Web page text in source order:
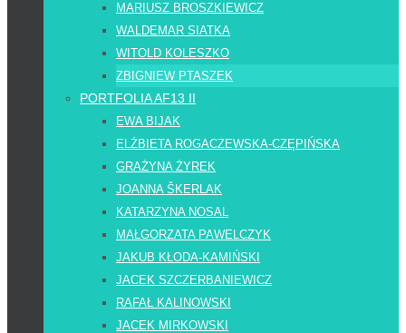
MARIUSZ BROSZKIEWICZ
WALDEMAR SIATKA
WITOLD KOLESZKO
ZBIGNIEW PTASZEK
PORTFOLIA AF13 II
EWA BIJAK
ELŻBIETA ROGACZEWSKA-CZĘPIŃSKA
GRAŻYNA ŻYREK
JOANNA ŠKERLAK
KATARZYNA NOSAL
MAŁGORZATA PAWELCZYK
JAKUB KŁODA-KAMIŃSKI
JACEK SZCZERBANIEWICZ
RAFAŁ KALINOWSKI
JACEK MIRKOWSKI